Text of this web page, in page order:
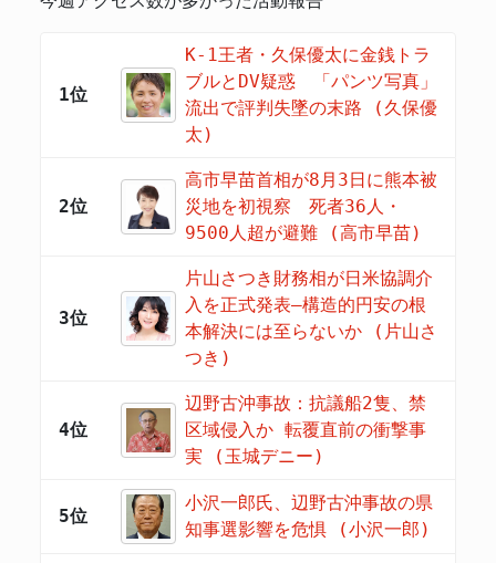
1位
K-1王者・久保優太に金銭トラ
ブルとDV疑惑 「パンツ写真」
流出で評判失墜の末路 (久保優
太)
2位
高市早苗首相が8月3日に熊本被
災地を初視察 死者36人・
9500人超が避難 (高市早苗)
3位
片山さつき財務相が日米協調介
入を正式発表―構造的円安の根
本解決には至らないか (片山さ
つき)
4位
辺野古沖事故：抗議船2隻、禁
区域侵入か 転覆直前の衝撃事
実 (玉城デニー)
5位
小沢一郎氏、辺野古沖事故の県
知事選影響を危惧 (小沢一郎)